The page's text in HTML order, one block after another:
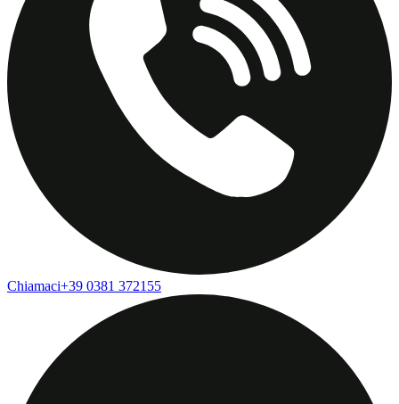
Chiamaci+39 0381 372155